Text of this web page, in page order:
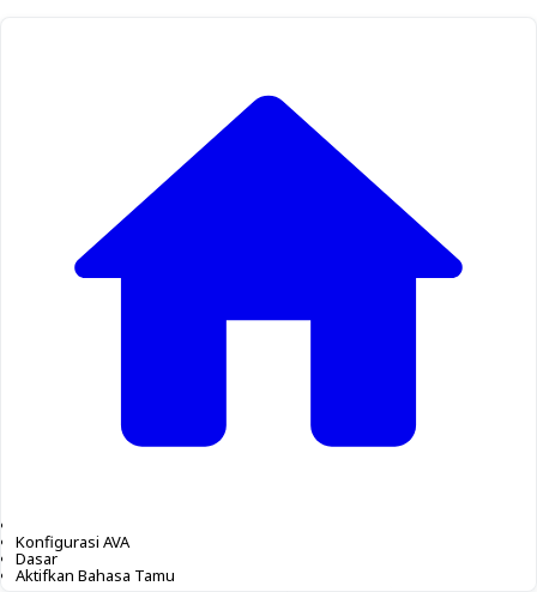
Konfigurasi AVA
Dasar
Aktifkan Bahasa Tamu